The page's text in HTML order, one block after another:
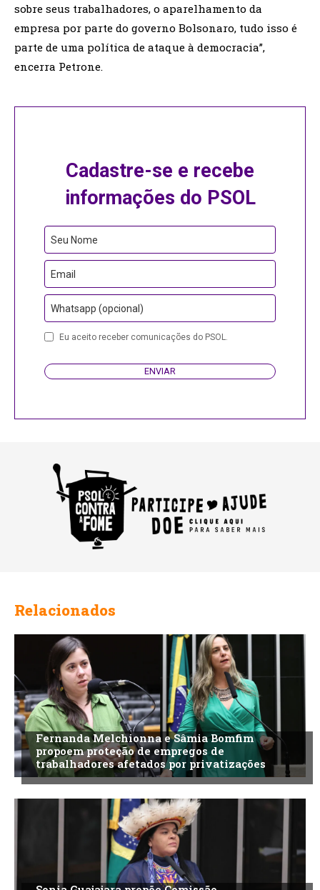
sobre seus trabalhadores, o aparelhamento da
empresa por parte do governo Bolsonaro, tudo isso é
parte de uma política de ataque à democracia”,
encerra Petrone.
Cadastre-se e recebe
informações do PSOL
Seu Nome
Email
Whatsapp (opcional)
YourEu aceito receber comunicações do PSOL.
ENVIAR
Relacionados
Fernanda Melchionna e Sâmia Bomfim
propoem proteção de empregos de
trabalhadores afetados por privatizações